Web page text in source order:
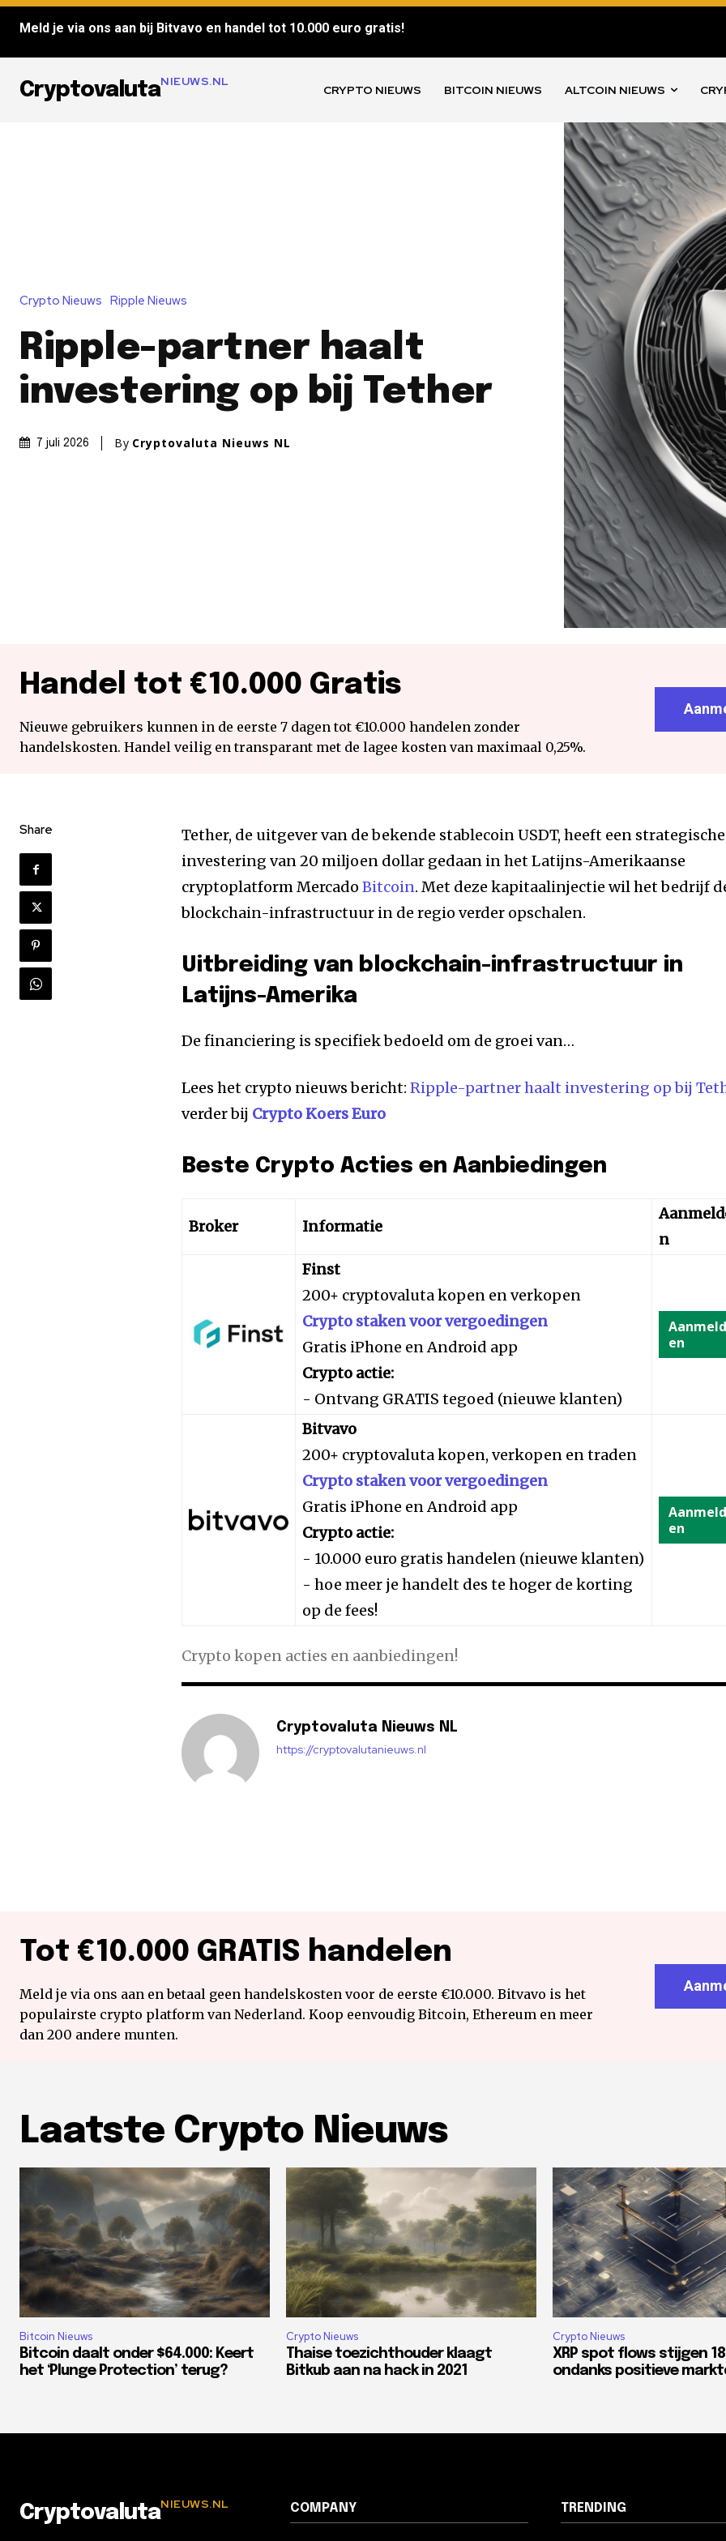
Meld je via ons aan bij Bitvavo en handel tot 10.000 euro gratis!
CryptovalutaNIEUWS.NL
CRYPTO NIEUWS BITCOIN NIEUWS ALTCOIN NIEUWS
Crypto Nieuws Ripple Nieuws
Ripple-partner haalt
investering op bij Tether
7 juli 2026 By Cryptovaluta Nieuws NL
Handel tot €10.000 Gratis
Nieuwe gebruikers kunnen in de eerste 7 dagen tot €10.000 handelen zonder
handelskosten. Handel veilig en transparant met de lagee kosten van maximaal 0,25%.
Share
Tether, de uitgever van de bekende stablecoin USDT, heeft een strategische
investering van 20 miljoen dollar gedaan in het Latijns-Amerikaanse
cryptoplatform MercadoBitcoin. Met deze kapitaalinjectie wil het bedrijf
blockchain-infrastructuur in de regio verder opschalen.
Uitbreiding van blockchain-infrastructuur in
Latijns-Amerika
De financiering is specifiek bedoeld om de groei van…
Lees het crypto nieuws bericht:Ripple-partner haalt investering op bij
verder bij Crypto Koers Euro
Beste Crypto Acties en Aanbiedingen
Broker Informatie
n
Finst
200+ cryptovaluta kopen en verkopen
Crypto staken voor vergoedingen
Gratis iPhone en Android app
Crypto actie:
- Ontvang GRATIS tegoed (nieuwe klanten)
en
Bitvavo
200+ cryptovaluta kopen, verkopen en traden
Crypto staken voor vergoedingen
Gratis iPhone en Android app
Crypto actie:
- 10.000 euro gratis handelen (nieuwe klanten)
- hoe meer je handelt des te hoger de korting
op de fees!
en
Crypto kopen acties en aanbiedingen!
Cryptovaluta Nieuws NL
https://cryptovalutanieuws.nl
Tot €10.000 GRATIS handelen
Meld je via ons aan en betaal geen handelskosten voor de eerste €10.000. Bitvavo is het
populairste crypto platform van Nederland. Koop eenvoudig Bitcoin, Ethereum en meer
dan 200 andere munten.
Laatste Crypto Nieuws
Bitcoin Nieuws
Bitcoin daalt onder $64.000: Keert
het ‘Plunge Protection’ terug?
Crypto Nieuws
Thaise toezichthouder klaagt
Bitkub aan na hack in 2021
Crypto Nieuws
XRP spot flows stijgen
ondanks positieve
CryptovalutaNIEUWS.NL COMPANY TRENDING